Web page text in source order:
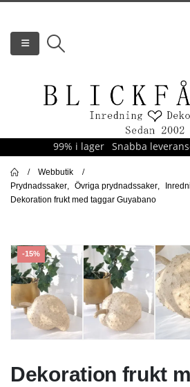
99% i lager Snabba
Webbutik
Prydnadssaker
Övriga prydnadssaker
Dekoration frukt med taggar Guyabano
-15%
Dekoration frukt